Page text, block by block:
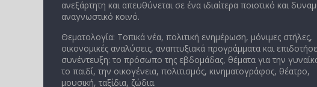
ανεξάρτητη και απευθύνεται σε ένα ιδιαίτερα ποιοτικό και
αναγνωστικό κοινό.
Θεματολογία: Τοπικά νέα, πολιτική ενημέρωση, μόνιμες στήλες,
οικονομικές αναλύσεις, αναπτυξιακά προγράμματα και
συνέντευξη: το πρόσωπο της εβδομάδας, θέματα για την
το παιδί, την οικογένεια, πολιτισμός, κινηματογράφος, θέατρο,
μουσική, ταξίδια, ζώδια.